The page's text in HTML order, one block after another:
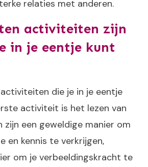
relaties met anderen.
activiteiten zijn
in je eentje kunt
activiteiten die je in je eentje
activiteit is het lezen van
zijn een geweldige manier om
en kennis te verkrijgen,
om je verbeeldingskracht te